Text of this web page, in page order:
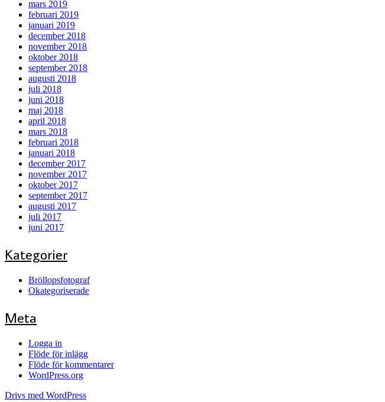
mars 2019
februari 2019
januari 2019
december 2018
november 2018
oktober 2018
september 2018
augusti 2018
juli 2018
juni 2018
maj 2018
april 2018
mars 2018
februari 2018
januari 2018
december 2017
november 2017
oktober 2017
september 2017
augusti 2017
juli 2017
juni 2017
Kategorier
Bröllopsfotograf
Okategoriserade
Meta
Logga in
Flöde för inlägg
Flöde för kommentarer
WordPress.org
Drivs med WordPress